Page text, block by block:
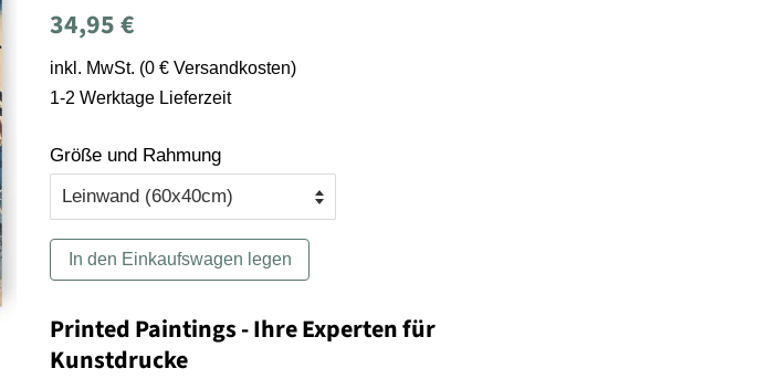
Normaler
34,95 €
inkl. MwSt. (0 € Versandkosten)
1-2 Werktage Lieferzeit
Größe und Rahmung
In den Einkaufswagen legen
Printed Paintings - Ihre Experten für
Kunstdrucke